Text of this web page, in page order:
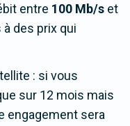
entre 100 Mb/s et
des prix qui
: si vous
sur 12 mois mais
engagement sera